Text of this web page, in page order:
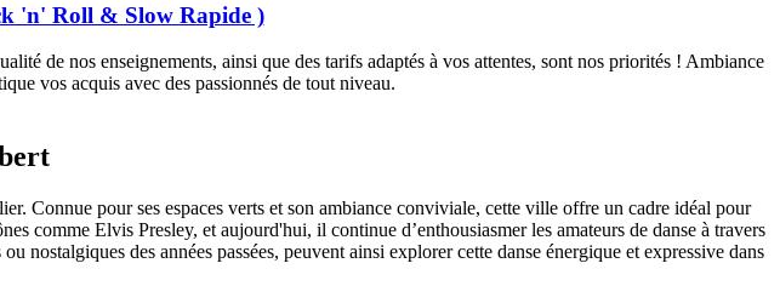
'n' Roll & Slow Rapide )
de nos enseignements, ainsi que des tarifs adaptés à vos attentes, sont nos priorités ! Ambiance
vos acquis avec des passionnés de tout niveau.
Connue pour ses espaces verts et son ambiance conviviale, cette ville offre un cadre idéal pour
comme Elvis Presley, et aujourd'hui, il continue d’enthousiasmer les amateurs de danse à travers
nostalgiques des années passées, peuvent ainsi explorer cette danse énergique et expressive dans